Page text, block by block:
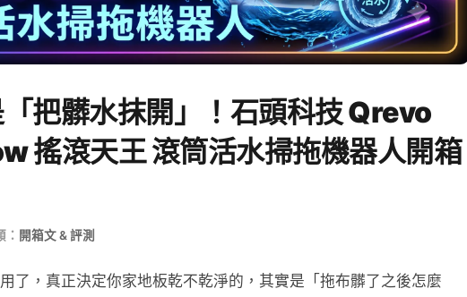
把髒水抹開」！石頭科技 Qrevo
搖滾天王 滾筒活水掃拖機器人開箱
： 開箱文 & 評測
了，真正決定你家地板乾不乾淨的，其實是「拖布髒了之後怎麼